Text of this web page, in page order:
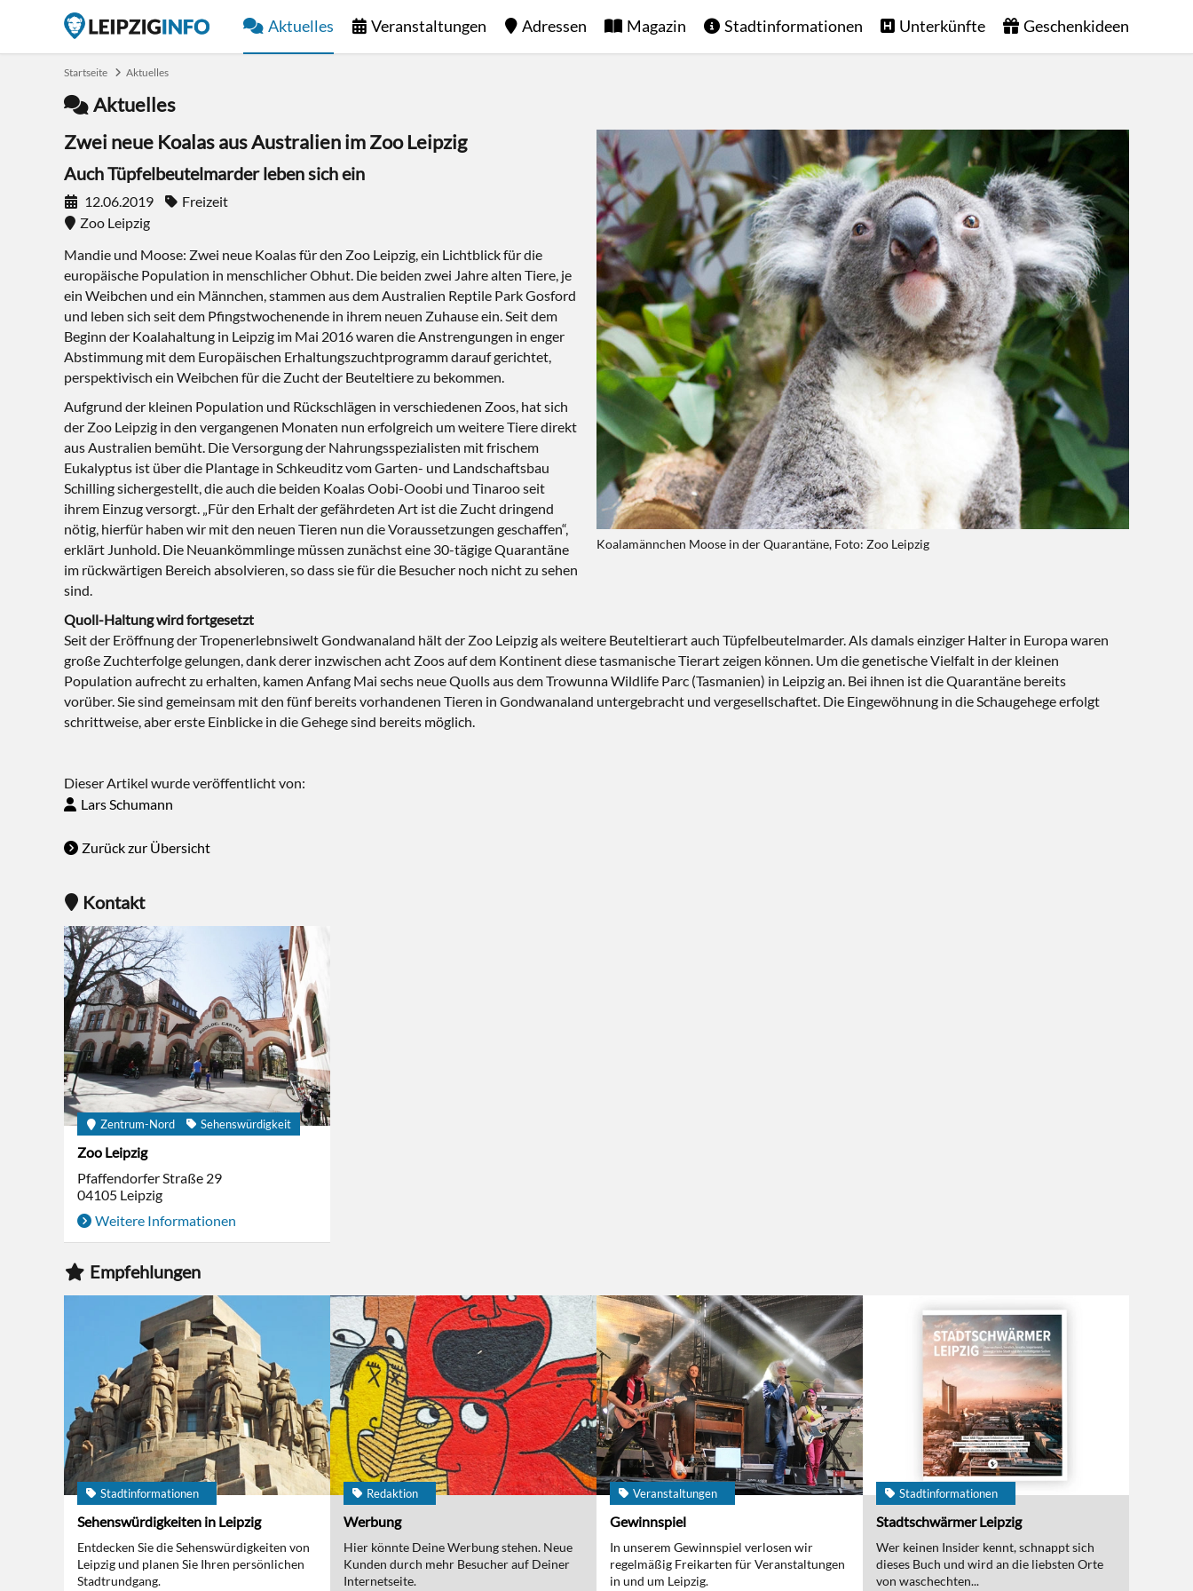
Aktuelles Veranstaltungen Adressen Magazin Stadtinformationen Unterkünfte Geschenkideen
Startseite Aktuelles
Aktuelles
Koalamännchen Moose in der Quarantäne, Foto: Zoo Leipzig
Zwei neue Koalas aus Australien im Zoo Leipzig
Auch Tüpfelbeutelmarder leben sich ein
12.06.2019
Freizeit
Zoo Leipzig
Mandie und Moose: Zwei neue Koalas für den Zoo Leipzig, ein Lichtblick für die
europäische Population in menschlicher Obhut. Die beiden zwei Jahre alten Tiere, je
ein Weibchen und ein Männchen, stammen aus dem Australien Reptile Park Gosford
und leben sich seit dem Pfingstwochenende in ihrem neuen Zuhause ein. Seit dem
Beginn der Koalahaltung in Leipzig im Mai 2016 waren die Anstrengungen in enger
Abstimmung mit dem Europäischen Erhaltungszuchtprogramm darauf gerichtet,
perspektivisch ein Weibchen für die Zucht der Beuteltiere zu bekommen.
Aufgrund der kleinen Population und Rückschlägen in verschiedenen Zoos, hat sich
der Zoo Leipzig in den vergangenen Monaten nun erfolgreich um weitere Tiere direkt
aus Australien bemüht. Die Versorgung der Nahrungsspezialisten mit frischem
Eukalyptus ist über die Plantage in Schkeuditz vom Garten- und Landschaftsbau
Schilling sichergestellt, die auch die beiden Koalas Oobi-Ooobi und Tinaroo seit
ihrem Einzug versorgt. „Für den Erhalt der gefährdeten Art ist die Zucht dringend
nötig, hierfür haben wir mit den neuen Tieren nun die Voraussetzungen geschaffen“,
erklärt Junhold. Die Neuankömmlinge müssen zunächst eine 30-tägige Quarantäne
im rückwärtigen Bereich absolvieren, so dass sie für die Besucher noch nicht zu sehen
sind.
Quoll-Haltung wird fortgesetzt
Seit der Eröffnung der Tropenerlebnsiwelt Gondwanaland hält der Zoo Leipzig als weitere Beuteltierart auch Tüpfelbeutelmarder. Als damals einziger Halter in Europa waren
große Zuchterfolge gelungen, dank derer inzwischen acht Zoos auf dem Kontinent diese tasmanische Tierart zeigen können. Um die genetische Vielfalt in der kleinen
Population aufrecht zu erhalten, kamen Anfang Mai sechs neue Quolls aus dem Trowunna Wildlife Parc (Tasmanien) in Leipzig an. Bei ihnen ist die Quarantäne bereits
vorüber. Sie sind gemeinsam mit den fünf bereits vorhandenen Tieren in Gondwanaland untergebracht und vergesellschaftet. Die Eingewöhnung in die Schaugehege erfolgt
schrittweise, aber erste Einblicke in die Gehege sind bereits möglich.
Dieser Artikel wurde veröffentlicht von:
Lars Schumann
Zurück zur Übersicht
Kontakt
Zentrum-Nord Sehenswürdigkeit
Zoo Leipzig
Pfaffendorfer Straße 29
04105 Leipzig
Weitere Informationen
Empfehlungen
Stadtinformationen
Sehenswürdigkeiten in Leipzig
Entdecken Sie die Sehenswürdigkeiten von
Leipzig und planen Sie Ihren persönlichen
Stadtrundgang.
Redaktion
Werbung
Hier könnte Deine Werbung stehen. Neue
Kunden durch mehr Besucher auf Deiner
Internetseite.
Veranstaltungen
Gewinnspiel
In unserem Gewinnspiel verlosen wir
regelmäßig Freikarten für Veranstaltungen
in und um Leipzig.
Stadtinformationen
Stadtschwärmer Leipzig
Wer keinen Insider kennt, schnappt sich
dieses Buch und wird an die liebsten Orte
von waschechten...